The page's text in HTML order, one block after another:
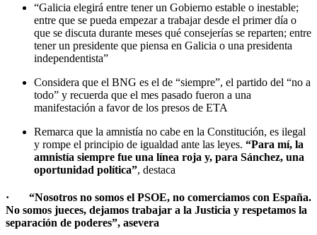
“Galicia elegirá entre tener un Gobierno estable o inestable;
entre que se pueda empezar a trabajar desde el primer día o
que se discuta durante meses qué consejerías se reparten; entre
tener un presidente que piensa en Galicia o una presidenta
independentista”
Considera que el BNG es el de “siempre”, el partido del “no a
todo” y recuerda que el mes pasado fueron a una
manifestación a favor de los presos de ETA
Remarca que la amnistía no cabe en la Constitución, es ilegal
y rompe el principio de igualdad ante las leyes. “Para mí, la
amnistía siempre fue una línea roja y, para Sánchez, una
oportunidad política”, destaca
· “Nosotros no somos el PSOE, no comerciamos con España.
No somos jueces, dejamos trabajar a la Justicia y respetamos la
separación de poderes”, asevera